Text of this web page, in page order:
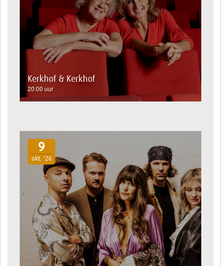
Kerkhof & Kerkhof
20:00 uur
9
okt. '26